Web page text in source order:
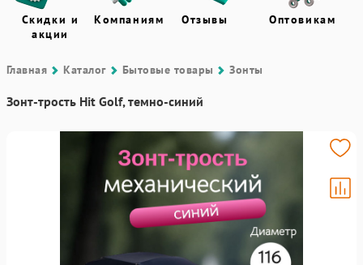
Скидки и
акции
Компаниям Отзывы Оптовикам
Главная Каталог Бытовые товары Зонты
Зонт-трость Hit Golf, темно-синий